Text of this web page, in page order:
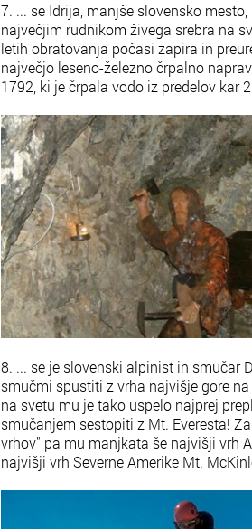
7. ... se Idrija, manjše slovensko
največjim rudnikom živega srebra na
letih obratovanja počasi zapira in
največjo leseno-železno črpalno
1792, ki je črpala vodo iz predelov kar
8. ... se je slovenski alpinist in smučar
smučmi spustiti z vrha najvišje gore
na svetu mu je tako uspelo najprej
smučanjem sestopiti z Mt. Everesta!
vrhov" pa mu manjkata še najvišji vrh
najvišji vrh Severne Amerike Mt.